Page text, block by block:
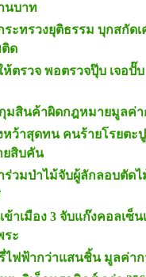
นบาท
ะทรวงยุติธรรม บุกสกัด
ติด
ตรวจ พอตรวจปุ๊บ เจอปั๊บ
มสินค้าผิดกฎหมายมูลค่า
ว้าสุดทน คนร้ายโรยตะ
ยสิบคัน
ร่วมป่าไม้จับผู้ลักลอบตัดไ
าเมือง 3 จับแก๊งคอลเซ็น
ระ
ไฟฟ้ากว่าแสนชิ้น มูลค่าก